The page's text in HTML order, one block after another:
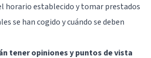
horario establecido y tomar prestados
se han cogido y cuándo se deben
tener opiniones y puntos de vista